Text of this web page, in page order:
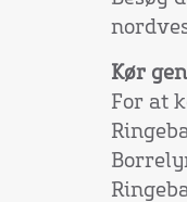
Kør
For at